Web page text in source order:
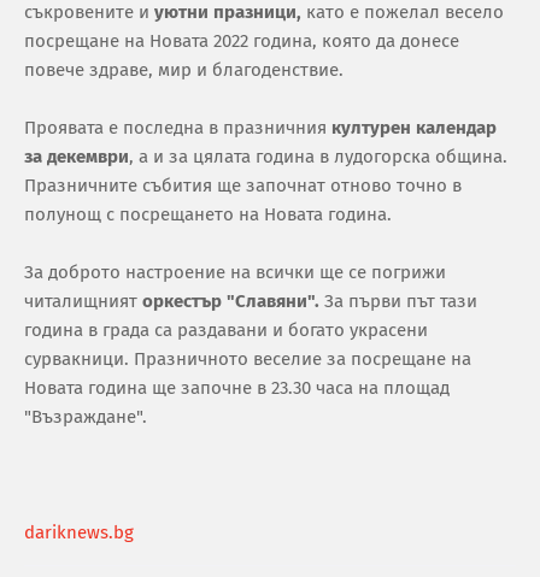
съкровените и уютни празници, като е пожелал весело
посрещане на Новата 2022 година, която да донесе
повече здраве, мир и благоденствие.
Проявата е последна в празничния културен календар
за декември, а и за цялата година в лудогорска община.
Празничните събития ще започнат отново точно в
полунощ с посрещането на Новата година.
За доброто настроение на всички ще се погрижи
читалищният оркестър "Славяни". За първи път тази
година в града са раздавани и богато украсени
сурвакници. Празничното веселие за посрещане на
Новата година ще започне в 23.30 часа на площад
"Възраждане".
dariknews.bg